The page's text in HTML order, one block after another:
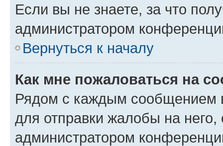
Если вы не знаете, за что
администратором
Вернуться к началу
Как мне пожаловаться на
Рядом с каждым сообщением
для отправки жалобы на
администратором